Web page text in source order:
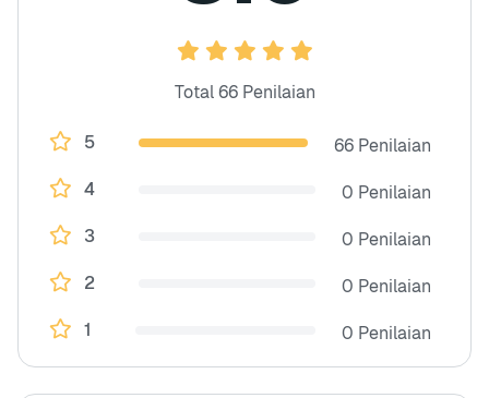
Total 66 Penilaian
5
66 Penilaian
4
0 Penilaian
3
0 Penilaian
2
0 Penilaian
1
0 Penilaian